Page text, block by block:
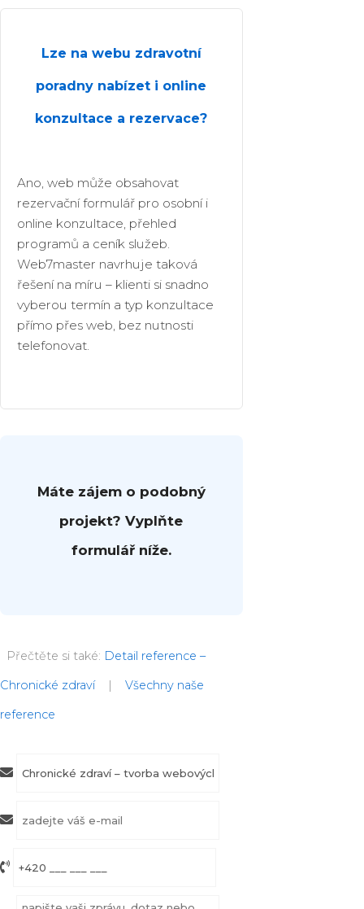
Lze na webu zdravotní
poradny nabízet i online
konzultace a rezervace?
Ano, web může obsahovat
rezervační formulář pro osobní i
online konzultace, přehled
programů a ceník služeb.
Web7master navrhuje taková
řešení na míru – klienti si snadno
vyberou termín a typ konzultace
přímo přes web, bez nutnosti
telefonovat.
Máte zájem o podobný
projekt? Vyplňte
formulář níže.
Přečtěte si také: Detail reference –
Chronické zdraví| Všechny naše
reference